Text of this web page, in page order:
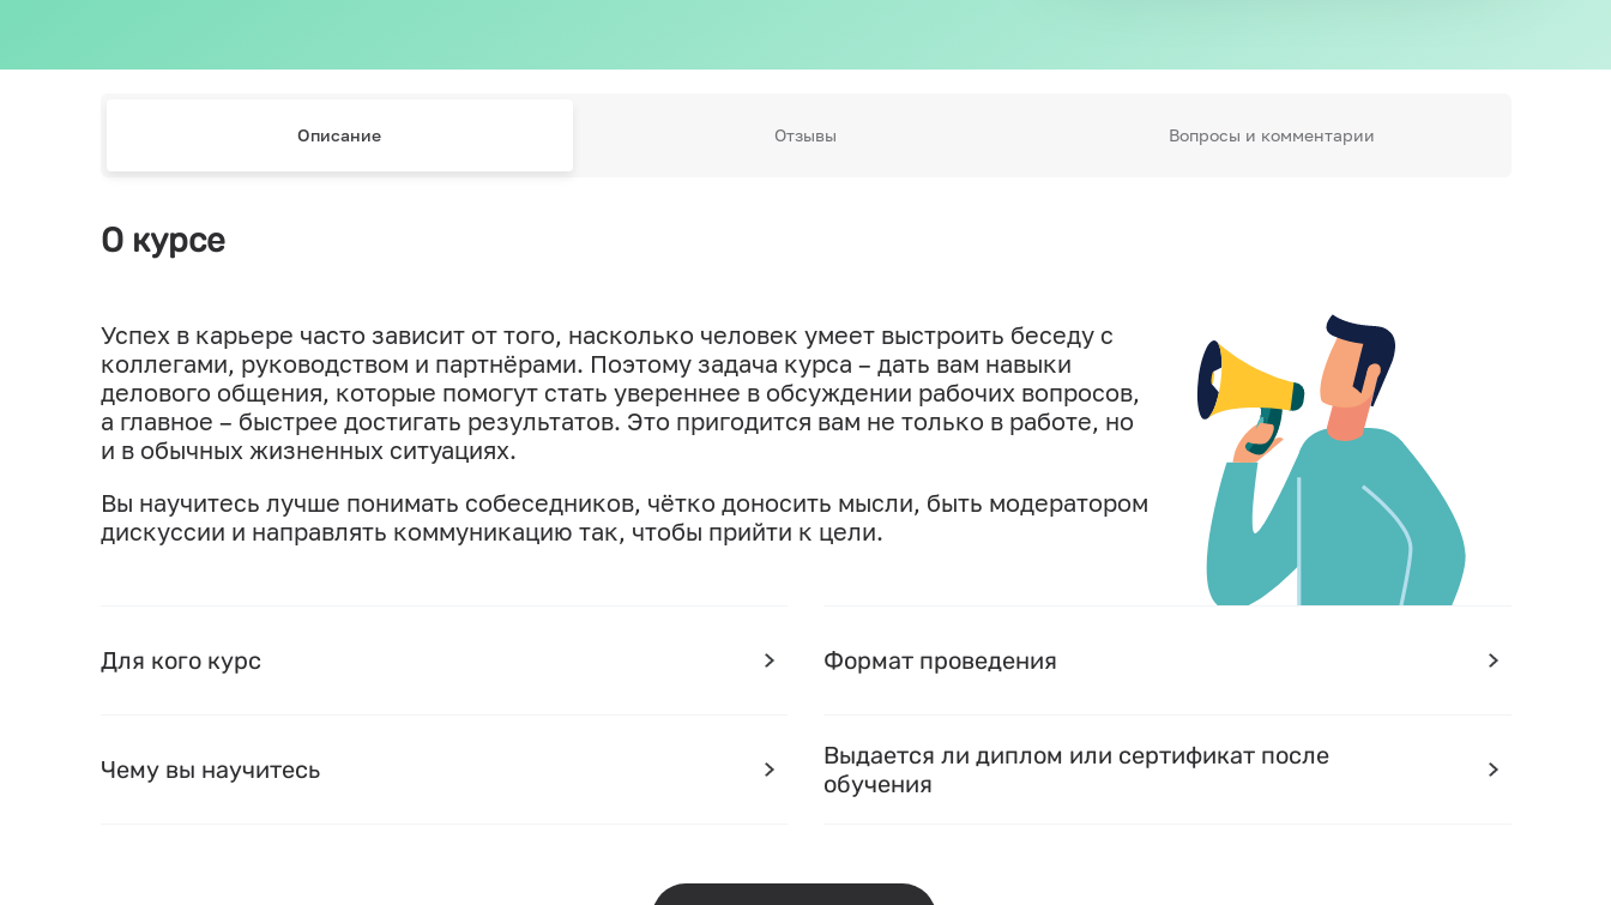
Описание Отзывы Вопросы и комментарии
О курсе
Успех в карьере часто зависит от того, насколько человек умеет выстроить беседу с
коллегами, руководством и партнёрами. Поэтому задача курса – дать вам навыки
делового общения, которые помогут стать увереннее в обсуждении рабочих вопросов,
а главное – быстрее достигать результатов. Это пригодится вам не только в работе, но
и в обычных жизненных ситуациях.
Вы научитесь лучше понимать собеседников, чётко доносить мысли, быть модератором
дискуссии и направлять коммуникацию так, чтобы прийти к цели.
Для кого курс
Чему вы научитесь
Формат проведения
Выдается ли диплом или сертификат после
обучения